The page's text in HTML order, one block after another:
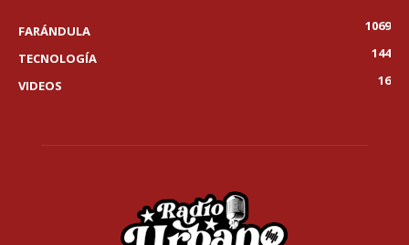
FARÁNDULA
1069
TECNOLOGÍA
144
VIDEOS
16